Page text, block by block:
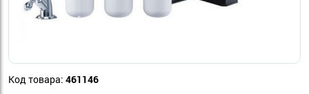
Код товара: 461146